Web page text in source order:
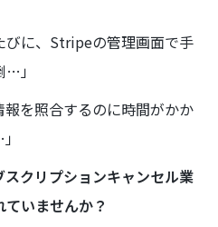
びに、Stripeの管理画面で手
…」
報を照合するのに時間がかか
クリプションキャンセル業
いませんか？